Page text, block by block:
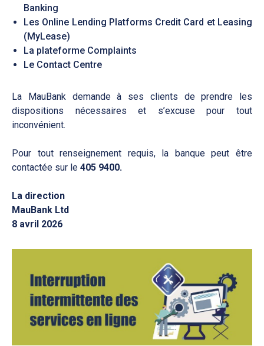
Banking
Les Online Lending Platforms Credit Card et Leasing
(MyLease)
La plateforme Complaints
Le Contact Centre
La MauBank demande à ses clients de prendre les
dispositions nécessaires et s’excuse pour tout
inconvénient.
Pour tout renseignement requis, la banque peut être
contactée sur le 405 9400.
La direction
MauBank Ltd
8 avril 2026